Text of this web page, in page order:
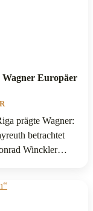
Europäer
prägte Wagner:
betrachtet
Winckler